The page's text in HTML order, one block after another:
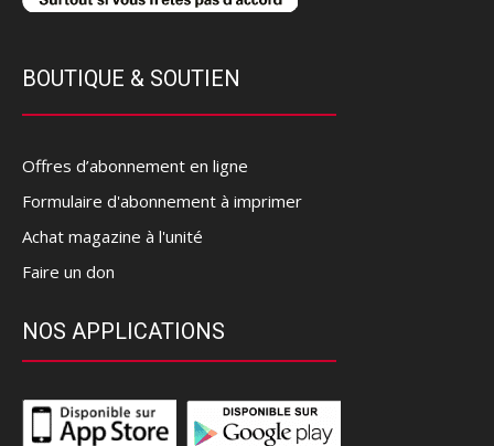
BOUTIQUE & SOUTIEN
Offres d’abonnement en ligne
Formulaire d'abonnement à imprimer
Achat magazine à l'unité
Faire un don
NOS APPLICATIONS